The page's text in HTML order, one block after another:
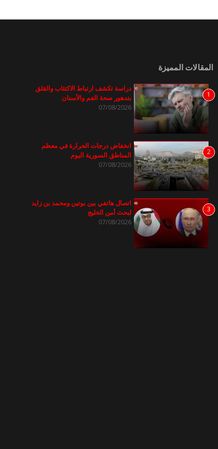
المقالات المميزة
1
دراسة تكشف ارتباط الاكتئاب والقلق
بتدهور صحة الفم والأسنان
07/08/2026
2
انخفاض درجات الحرارة في معظم
المناطق السورية اليوم
07/08/2026
3
اتصال هاتفي بين بوتين ومحمد بن زايد
لبحث أمن الخليج
07/08/2026